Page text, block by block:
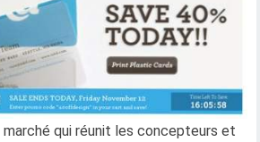
marché qui réunit les concepteurs et